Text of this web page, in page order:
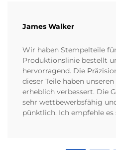
James Walker
Wir haben Stempelteile
Produktionslinie bestellt
hervorragend. Die
dieser Teile haben
erheblich verbessert. Die
sehr wettbewerbsfähig
pünktlich. Ich empfehle es